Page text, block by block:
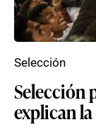
Selección
explican
Selección